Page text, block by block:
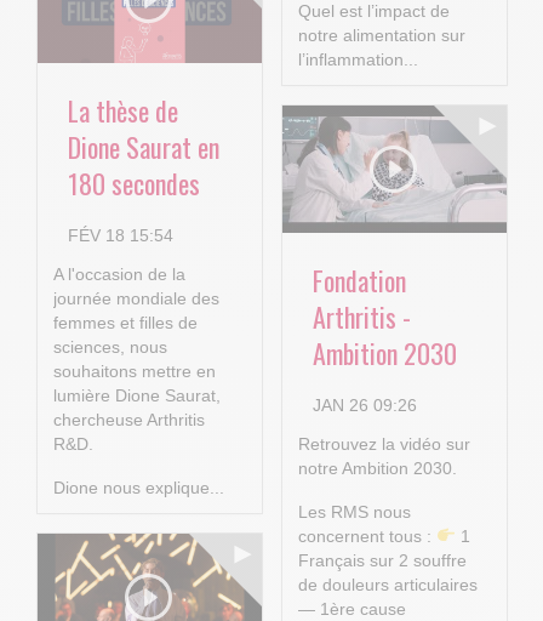
Quel est l’impact de
notre alimentation sur
l’inflammation...
La thèse de
Dione Saurat en
180 secondes
FÉV 18 15:54
A l'occasion de la
journée mondiale des
femmes et filles de
sciences, nous
souhaitons mettre en
lumière Dione Saurat,
chercheuse Arthritis
R&D.
Dione nous explique...
Fondation
Arthritis -
Ambition 2030
JAN 26 09:26
Retrouvez la vidéo sur
notre Ambition 2030.
Les RMS nous
concernent tous :
1
Français sur 2 souffre
de douleurs articulaires
— 1ère cause